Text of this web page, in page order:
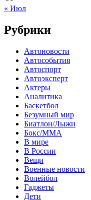
« Июл
Рубрики
Автоновости
Автособытия
Автоспорт
Автоэксперт
Актеры
Аналитика
Баскетбол
Безумный мир
Биатлон/Лыжи
Бокс/MMA
В мире
В России
Вещи
Военные новости
Волейбол
Гаджеты
Дети